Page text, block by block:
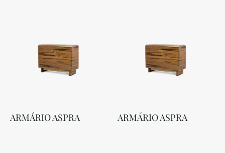
ARMÁRIO ASPRA ARMÁRIO ASPRA